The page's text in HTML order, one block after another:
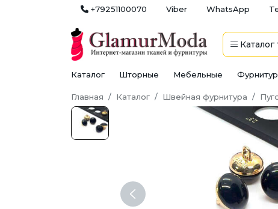
+79251100070 Viber WhatsApp
Каталог
Каталог Шторные Мебельные
Главная Каталог Швейная фурнитура
Previous